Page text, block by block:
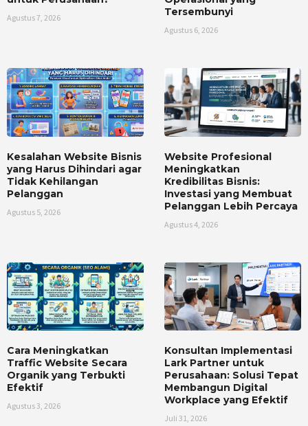
Agustus 7, 2026
Tersembunyi
Agustus 6, 2026
Kesalahan Website Bisnis
yang Harus Dihindari agar
Tidak Kehilangan
Pelanggan
Agustus 5, 2026
Website Profesional
Meningkatkan
Kredibilitas Bisnis:
Investasi yang Membuat
Pelanggan Lebih Percaya
Agustus 4, 2026
Cara Meningkatkan
Traffic Website Secara
Organik yang Terbukti
Efektif
Agustus 3, 2026
Konsultan Implementasi
Lark Partner untuk
Perusahaan: Solusi Tepat
Membangun Digital
Workplace yang Efektif
Juli 31, 2026